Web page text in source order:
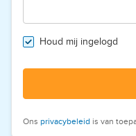
Houd mij ingelogd
Ons privacybeleid is van